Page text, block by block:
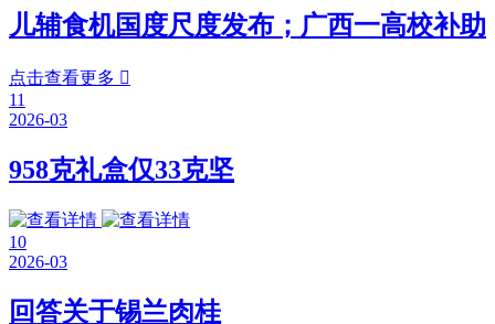
儿辅食机国度尺度发布；广西一高校补助
点击查看更多 
11
2026-03
958克礼盒仅33克坚
10
2026-03
回答关于锡兰肉桂